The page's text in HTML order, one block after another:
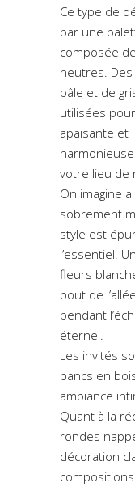
Ce type de
par une
composée
neutres.
pâle et de
utilisées
apaisante et
votre lieu de
On imagine
sobrement
style est
l’essentiel.
fleurs
bout de
pendant
éternel.
Les invités
bancs en
ambiance
Quant à la
rondes
décoration